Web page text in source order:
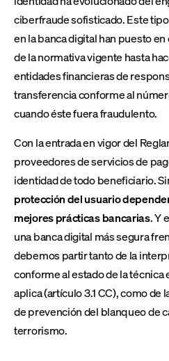
ciberfraude sofisticado. Este
en la banca digital han puesto
de la normativa vigente hasta
entidades financieras de
transferencia conforme al
cuando éste fuera fraudulento.
Con la entrada en vigor del
proveedores de servicios de
identidad de todo beneficiario.
protección del usuario
mejores prácticas bancarias. Y
una banca digital más segura
debemos partir tanto de la
conforme al estado de la
aplica (artículo 3.1 CC), como
de prevención del blanqueo de
terrorismo.